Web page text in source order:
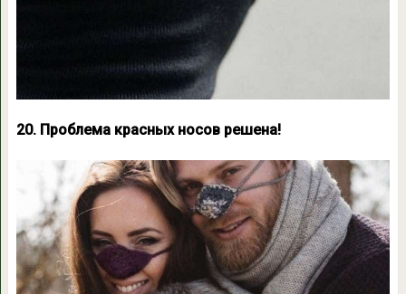
20. Проблема красных носов решена!